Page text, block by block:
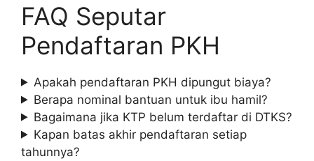
FAQ Seputar
Pendaftaran PKH
Apakah pendaftaran PKH dipungut biaya?
Berapa nominal bantuan untuk ibu hamil?
Bagaimana jika KTP belum terdaftar di DTKS?
Kapan batas akhir pendaftaran setiap
tahunnya?